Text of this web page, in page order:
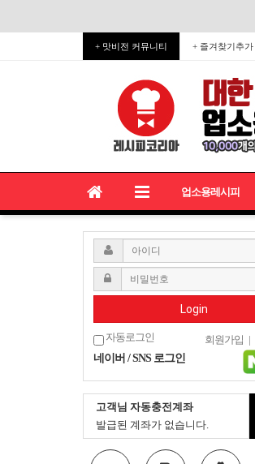
+ 맛비전 커뮤니티 + 즐겨찾기추가
업소용레시피
Login
자동로그인 회원가입 |
네이버 / SNS 로그인
고객님 자동충전계좌
발급된 계좌가 없습니다.